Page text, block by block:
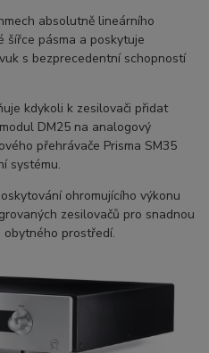
absolutně lineárního
šířce pásma a poskytuje
s bezprecedentní schopností
kdykoli k zesilovači přidat
DM25 na analogový
přehrávače Prisma SM35
systému.
ohromujícího výkonu
zesilovačů pro snadnou
prostředí.